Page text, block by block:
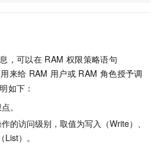
，可以在 RAM 权限策略语句
来给 RAM 用户或 RAM 角色授予调
如下：
。
的访问级别，取值为写入（Write）、
）。